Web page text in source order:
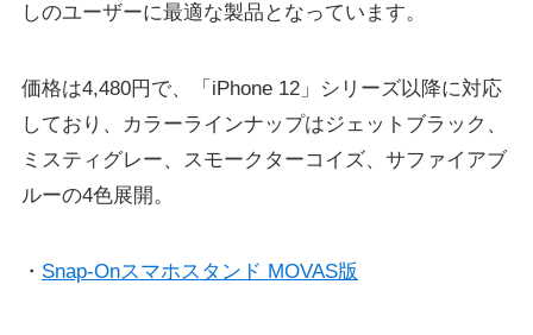
しのユーザーに最適な製品となっています。
価格は4,480円で、「iPhone 12」シリーズ以降に対応
しており、カラーラインナップはジェットブラック、
ミスティグレー、スモークターコイズ、サファイアブ
ルーの4色展開。
・ Snap-Onスマホスタンド MOVAS版